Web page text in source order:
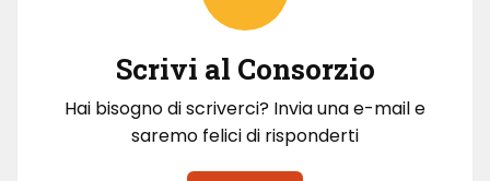
Scrivi al Consorzio
Hai bisogno di scriverci? Invia una e-mail e
saremo felici di risponderti